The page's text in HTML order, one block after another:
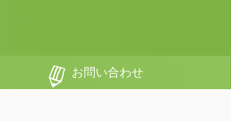
お問い合わせ